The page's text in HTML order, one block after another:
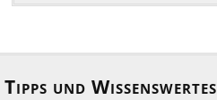
Tipps und Wissenswertes